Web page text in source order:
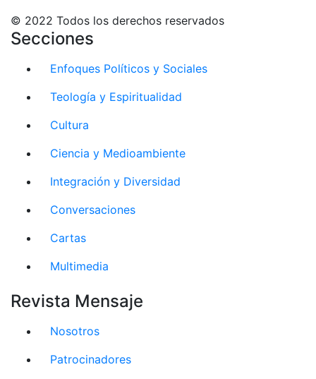
© 2022 Todos los derechos reservados
Secciones
Enfoques Políticos y Sociales
Teología y Espiritualidad
Cultura
Ciencia y Medioambiente
Integración y Diversidad
Conversaciones
Cartas
Multimedia
Revista Mensaje
Nosotros
Patrocinadores